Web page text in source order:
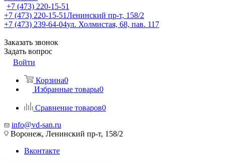
+7 (473) 220-15-51
+7 (473) 220-15-51Ленинский пр-т, 158/2
+7 (473) 239-64-04ул. Холмистая, 68, пав. 117
Заказать звонок
Задать вопрос
Войти
Корзина0
Избранные товары0
Сравнение товаров0
info@vd-san.ru
Воронеж, Ленинский пр-т, 158/2
Вконтакте